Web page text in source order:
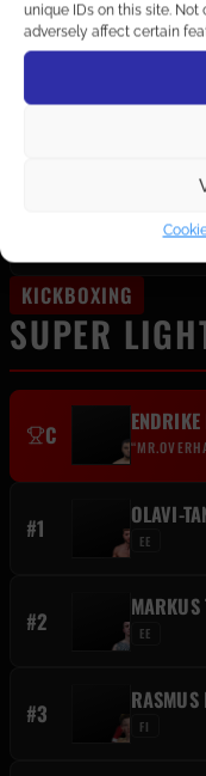
unique IDs on this site.
adversely affect certain
#5 SS SILVER
EE
CARL-
KICKBOXING
SUPER
C
#1 OLAVI-
EE
#2 EE
#3 RASMUS
FI